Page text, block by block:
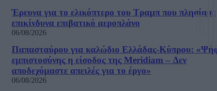
Έρευνα για το ελικόπτερο του Τραμπ που πλησίασε
επικίνδυνα επιβατικό αεροπλάνο
06/08/2026
Παπασταύρου για καλώδιο Ελλάδας-Κύπρου:
εμπιστοσύνης η είσοδος της Meridiam – Δεν
αποδεχόμαστε απειλές για το έργο»
06/08/2026